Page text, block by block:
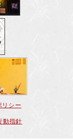
リシー
動指針